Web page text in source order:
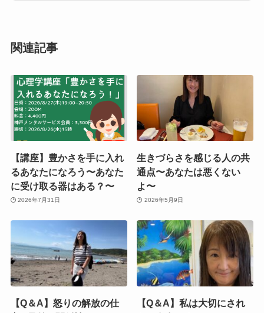
関連記事
【講座】豊かさを手に入れ
るあなたになろう〜あなた
に受け取る器はある？〜
2026年7月31日
生きづらさを感じる人の共
通点〜あなたは悪くない
よ〜
2026年5月9日
【Q＆A】怒りの解放の仕
【Q＆A】私は大切にされ